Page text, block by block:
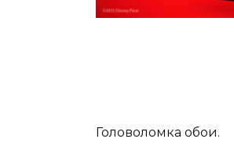
Головоломка обои.